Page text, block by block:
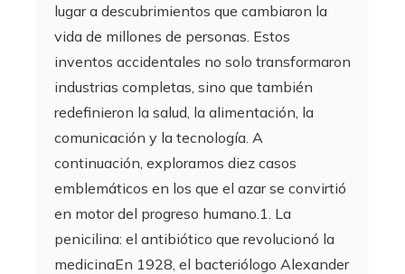
lugar a descubrimientos que cambiaron la
vida de millones de personas. Estos
inventos accidentales no solo transformaron
industrias completas, sino que también
redefinieron la salud, la alimentación, la
comunicación y la tecnología. A
continuación, exploramos diez casos
emblemáticos en los que el azar se convirtió
en motor del progreso humano.1. La
penicilina: el antibiótico que revolucionó la
medicinaEn 1928, el bacteriólogo Alexander